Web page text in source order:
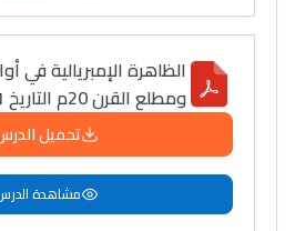
ومطلع القرن 20م التاريخ 1 باك آداب
تحميل
مشاهدة